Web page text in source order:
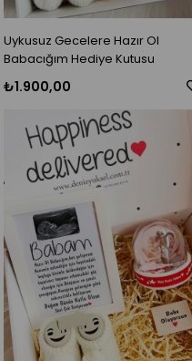
Uykusuz Gecelere Hazır Ol
Babacığım Hediye Kutusu
₺1.900,00